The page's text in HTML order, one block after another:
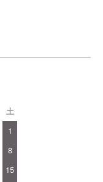
土
1
8
15